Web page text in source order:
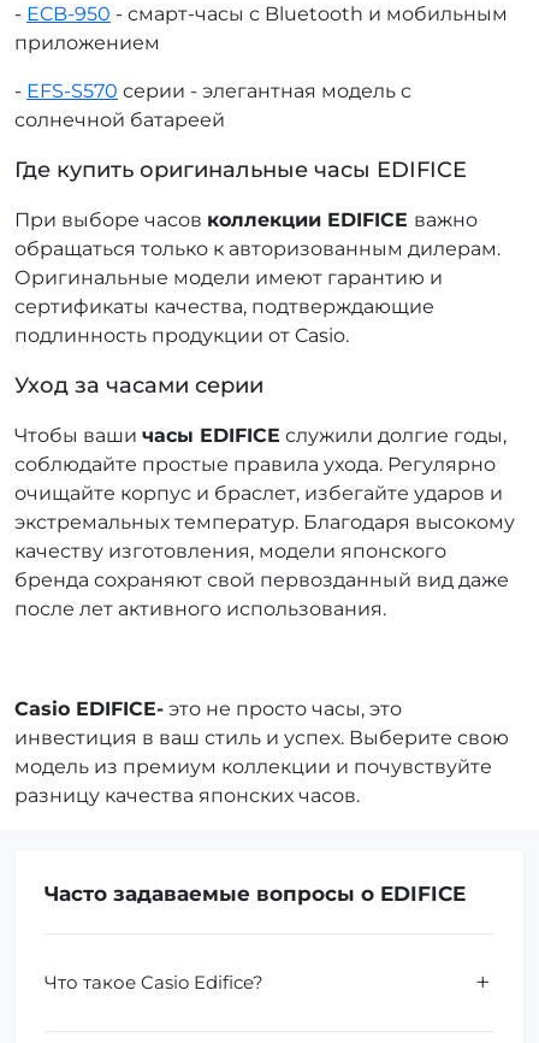
- ECB-950 - смарт-часы с Bluetooth и мобильным
приложением
- EFS-S570 серии - элегантная модель с
солнечной батареей
Где купить оригинальные часы EDIFICE
При выборе часов коллекции EDIFICE важно
обращаться только к авторизованным дилерам.
Оригинальные модели имеют гарантию и
сертификаты качества, подтверждающие
подлинность продукции от Casio.
Уход за часами серии
Чтобы ваши часы EDIFICE служили долгие годы,
соблюдайте простые правила ухода. Регулярно
очищайте корпус и браслет, избегайте ударов и
экстремальных температур. Благодаря высокому
качеству изготовления, модели японского
бренда сохраняют свой первозданный вид даже
после лет активного использования.
Casio EDIFICE- это не просто часы, это
инвестиция в ваш стиль и успех. Выберите свою
модель из премиум коллекции и почувствуйте
разницу качества японских часов.
Часто задаваемые вопросы о EDIFICE
Что такое Casio Edifice?